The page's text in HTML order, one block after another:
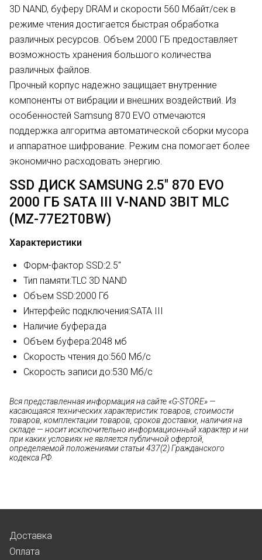
3D NAND, буферу DRAM и скорости 560 Мбайт/сек в
режиме чтения достигается быстрая обработка
различных ресурсов. Объем 2000 ГБ предоставляет
возможность хранения большого количества
различных файлов.
Прочный корпус надежно защищает внутренние
компоненты от вибрации и внешних воздействий. Из
особенностей Samsung 870 EVO отмечаются
поддержка алгоритма автоматической сборки мусора
и аппаратное шифрование. Режим сна помогает более
экономично расходовать энергию.
SSD ДИСК SAMSUNG 2.5" 870 EVO
2000 ГБ SATA III V-NAND 3BIT MLC
(MZ-77E2T0BW)
Характеристики
Форм-фактор SSD:2.5"
Тип памяти:TLC 3D NAND
Объем SSD:2000 Гб
Интерфейс подключения:SATA III
Наличие буфера:да
Объем буфера:2048 мб
Скорость чтения до:560 Мб/с
Скорость записи до:530 Мб/с
Вся представленная информация на сайте «G-STORE» —
касающаяся технических характеристик товаров, стоимости
товаров, комплектации товаров, сроков доставки, наличия на
складе — носит исключительно информационный характер и ни
при каких условиях не является публичной офертой,
определяемой положениями статьи 437(2) Гражданского
кодекса РФ.
Доставка
Оплата